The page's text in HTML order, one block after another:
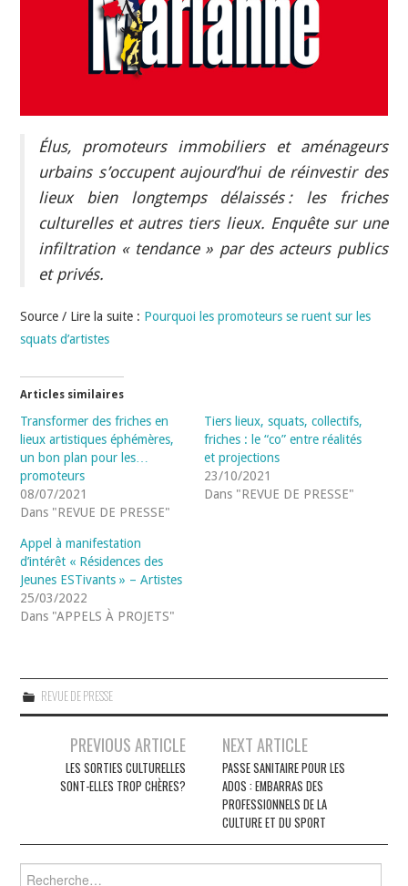
Élus, promoteurs immobiliers et aménageurs
urbains s’occupent aujourd’hui de réinvestir des
lieux bien longtemps délaissés : les friches
culturelles et autres tiers lieux. Enquête sur une
infiltration « tendance » par des acteurs publics
et privés.
Source / Lire la suite : Pourquoi les promoteurs se ruent sur les
squats d’artistes
Articles similaires
Transformer des friches en
lieux artistiques éphémères,
un bon plan pour les…
promoteurs
08/07/2021
Dans "REVUE DE PRESSE"
Tiers lieux, squats, collectifs,
friches : le “co” entre réalités
et projections
23/10/2021
Dans "REVUE DE PRESSE"
Appel à manifestation
d’intérêt « Résidences des
Jeunes ESTivants » – Artistes
25/03/2022
Dans "APPELS À PROJETS"
REVUE DE PRESSE
Navigation
articles
PREVIOUS ARTICLE
LES SORTIES CULTURELLES
SONT-ELLES TROP CHÈRES?
NEXT ARTICLE
PASSE SANITAIRE POUR LES
ADOS : EMBARRAS DES
PROFESSIONNELS DE LA
CULTURE ET DU SPORT